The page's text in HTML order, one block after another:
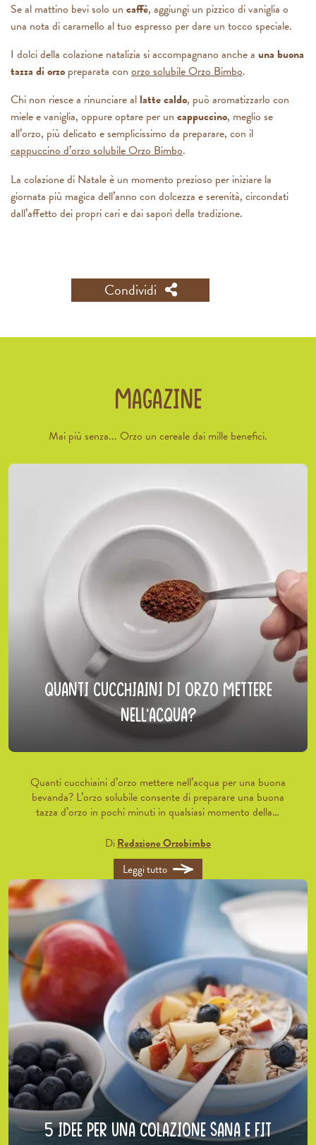
Se al mattino bevi solo un caffè, aggiungi un pizzico di vaniglia o
una nota di caramello al tuo espresso per dare un tocco speciale.
I dolci della colazione natalizia si accompagnano anche a una buona
tazza di orzo preparata con orzo solubile Orzo Bimbo.
Chi non riesce a rinunciare al latte caldo, può aromatizzarlo con
miele e vaniglia, oppure optare per un cappuccino, meglio se
all’orzo, più delicato e semplicissimo da preparare, con il
cappuccino d’orzo solubile Orzo Bimbo.
La colazione di Natale è un momento prezioso per iniziare la
giornata più magica dell’anno con dolcezza e serenità, circondati
dall’affetto dei propri cari e dai sapori della tradizione.
Condividi
MAGAZINE
Mai più senza... Orzo un cereale dai mille benefici.
Quanti cucchiaini di orzo mettere
nell’acqua?
Quanti cucchiaini d’orzo mettere nell’acqua per una buona
bevanda? L’orzo solubile consente di preparare una buona
tazza d’orzo in pochi minuti in qualsiasi momento della…
Di Redazione Orzobimbo
Leggi tutto
5 idee per una colazione sana e fit